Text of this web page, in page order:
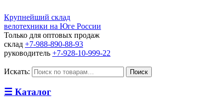
Крупнейший склад
велотехники на Юге России
Только для оптовых продаж
склад +7-988-890-88-93
руководитель +7-928-10-999-22
Искать: Поиск
☰ Каталог